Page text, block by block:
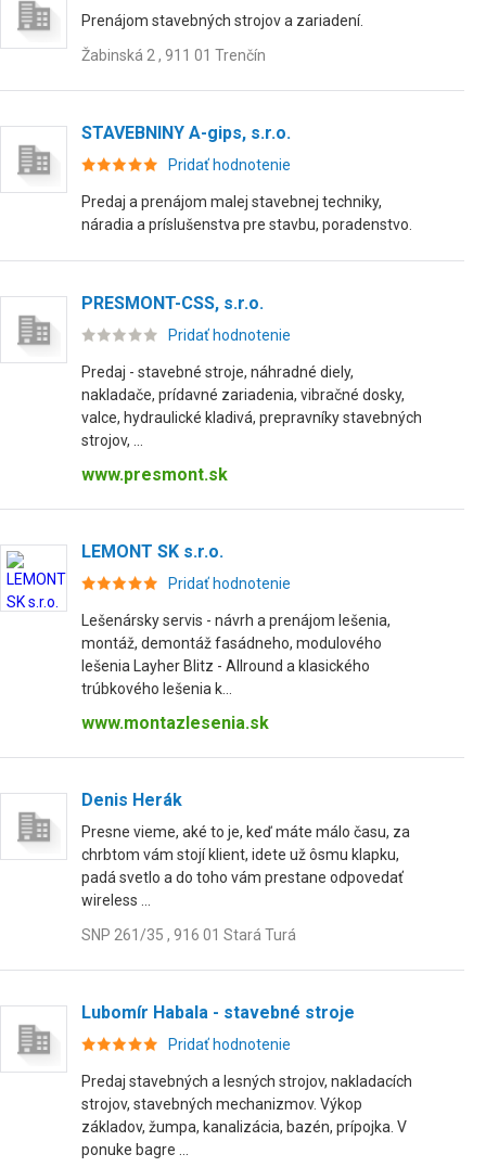
Prenájom stavebných strojov a zariadení.
Žabinská 2 , 911 01 Trenčín
STAVEBNINY A-gips, s.r.o.
Pridať hodnotenie
Predaj a prenájom malej stavebnej techniky,
náradia a príslušenstva pre stavbu, poradenstvo.
PRESMONT-CSS, s.r.o.
Pridať hodnotenie
Predaj - stavebné stroje, náhradné diely,
nakladače, prídavné zariadenia, vibračné dosky,
valce, hydraulické kladivá, prepravníky stavebných
strojov, ...
www.presmont.sk
LEMONT SK s.r.o.
Pridať hodnotenie
Lešenársky servis - návrh a prenájom lešenia,
montáž, demontáž fasádneho, modulového
lešenia Layher Blitz - Allround a klasického
trúbkového lešenia k...
www.montazlesenia.sk
Denis Herák
Presne vieme, aké to je, keď máte málo času, za
chrbtom vám stojí klient, idete už ôsmu klapku,
padá svetlo a do toho vám prestane odpovedať
wireless ...
SNP 261/35 , 916 01 Stará Turá
Lubomír Habala - stavebné stroje
Pridať hodnotenie
Predaj stavebných a lesných strojov, nakladacích
strojov, stavebných mechanizmov. Výkop
základov, žumpa, kanalizácia, bazén, prípojka. V
ponuke bagre ...